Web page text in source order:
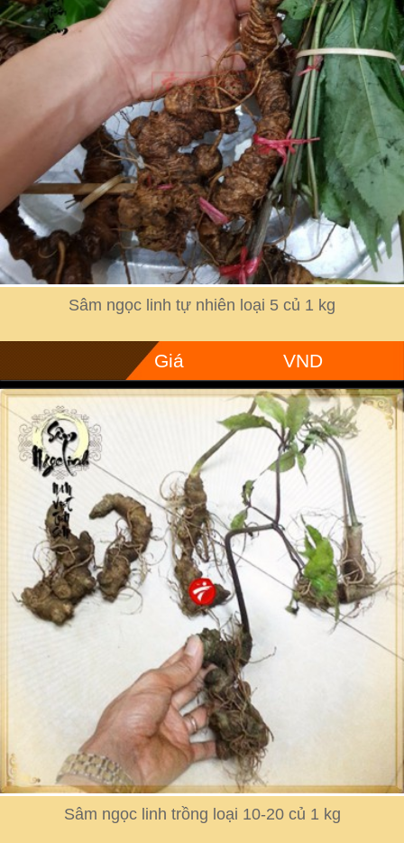
Sâm ngọc linh tự nhiên loại 5 củ 1 kg
Giá VND
Sâm ngọc linh trồng loại 10-20 củ 1 kg